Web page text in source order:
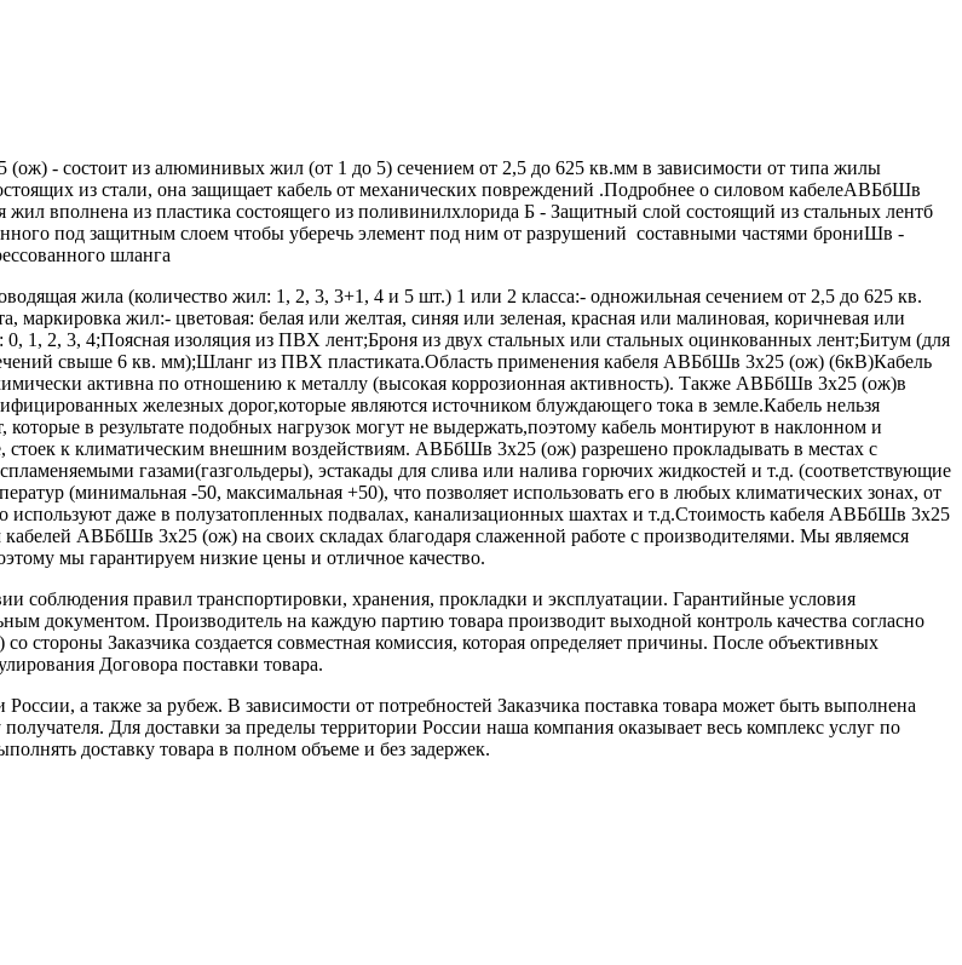
- состоит из алюминивых жил (от 1 до 5) сечением от 2,5 до 625 кв.мм в зависимости от типа жилы
из стали, она защищает кабель от механических повреждений .Подробнее о силовом кабелеАВБбШв
вполнена из пластика состоящего из поливинилхлорида Б - Защитный слой состоящий из стальных лентб
под защитным слоем чтобы уберечь элемент под ним от разрушений составными частями брониШв -
шланга
жила (количество жил: 1, 2, 3, 3+1, 4 и 5 шт.) 1 или 2 класса:- одножильная сечением от 2,5 до 625 кв.
жил:- цветовая: белая или желтая, синяя или зеленая, красная или малиновая, коричневая или
1, 2, 3, 4;Поясная изоляция из ПВХ лент;Броня из двух стальных или стальных оцинкованных лент;Битум (для
свыше 6 кв. мм);Шланг из ПВХ пластиката.Область применения кабеля АВБбШв 3х25 (ож) (6кВ)Кабель
активна по отношению к металлу (высокая коррозионная активность). Также АВБбШв 3х25 (ож)в
железных дорог,которые являются источником блуждающего тока в земле.Кабель нельзя
в результате подобных нагрузок могут не выдержать,поэтому кабель монтируют в наклонном и
к климатическим внешним воздействиям. АВБбШв 3х25 (ож) разрешено прокладывать в местах с
газами(газгольдеры), эстакады для слива или налива горючих жидкостей и т.д. (соответствующие
(минимальная -50, максимальная +50), что позволяет использовать его в любых климатических зонах, от
используют даже в полузатопленных подвалах, канализационных шахтах и т.д.Стоимость кабеля АВБбШв 3х25
АВБбШв 3х25 (ож) на своих складах благодаря слаженной работе с производителями. Мы являемся
мы гарантируем низкие цены и отличное качество.
соблюдения правил транспортировки, хранения, прокладки и эксплуатации. Гарантийные условия
документом. Производитель на каждую партию товара производит выходной контроль качества согласно
стороны Заказчика создается совместная комиссия, которая определяет причины. После объективных
Договора поставки товара.
а также за рубеж. В зависимости от потребностей Заказчика поставка товара может быть выполнена
Для доставки за пределы территории России наша компания оказывает весь комплекс услуг по
доставку товара в полном объеме и без задержек.